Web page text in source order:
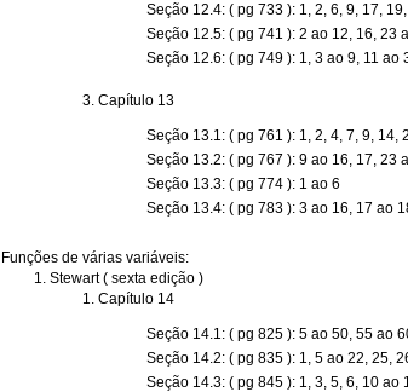
Seção 12.4: ( pg 733 ): 1, 2, 6, 9, 17,
Seção 12.5: ( pg 741 ): 2 ao 12, 16, 23
Seção 12.6: ( pg 749 ): 1, 3 ao 9, 11 ao
Capítulo 13
Seção 13.1: ( pg 761 ): 1, 2, 4, 7, 9, 14,
Seção 13.2: ( pg 767 ): 9 ao 16, 17, 23
Seção 13.3: ( pg 774 ): 1 ao 6
Seção 13.4: ( pg 783 ): 3 ao 16, 17 ao
Funções de várias variáveis:
Stewart ( sexta edição )
Capítulo 14
Seção 14.1: ( pg 825 ): 5 ao 50, 55 ao
Seção 14.2: ( pg 835 ): 1, 5 ao 22, 25,
Seção 14.3: ( pg 845 ): 1, 3, 5, 6, 10